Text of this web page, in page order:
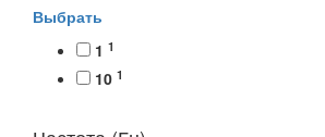
Выбрать
1 1
10 1